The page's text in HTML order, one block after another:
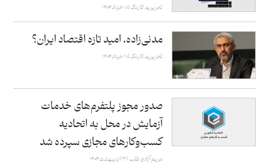
تحریریه کارنگ ۱۸ خرداد ۱۴۰۴
مدنی‌زاده، امید تازه اقتصاد ایران؟
تحریریه کارنگ ۱۸ خرداد ۱۴۰۴
صدور مجوز پلتفرم‌های خدمات
آزمایش در محل به اتحادیه
کسب‌وکارهای مجازی سپرده شد
مریم آزادی طلب ۱۳ اردیبهشت ۱۴۰۴